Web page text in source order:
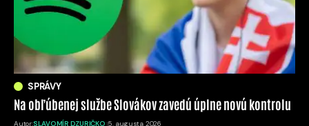
SPRÁVY
Na obľúbenej službe Slovákov zavedú úplne novú kontrolu
Autor:SLAVOMÍR DZURIČKO 5. augusta 2026